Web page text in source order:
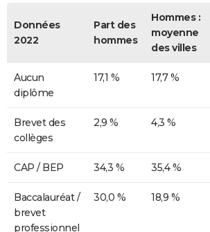
Données
2022
Part des
hommes
Hommes :
moyenne
des villes
Aucun
diplôme
17,1 % 17,7 %
Brevet des
collèges
2,9 % 4,3 %
CAP / BEP 34,3 % 35,4 %
Baccalauréat /
brevet
professionnel
30,0 % 18,9 %